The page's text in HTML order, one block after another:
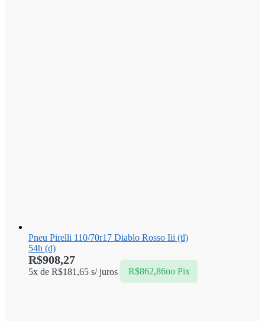
Pneu Pirelli 110/70r17 Diablo Rosso Iii (tl)
54h (d)
R$908,27
5x de R$181,65 s/ juros R$862,86no Pix